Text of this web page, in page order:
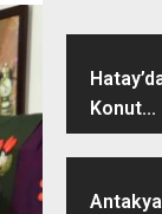
Konut...